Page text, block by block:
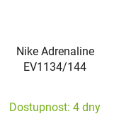
Nike Adrenaline
EV1134/144
Dostupnost: 4 dny